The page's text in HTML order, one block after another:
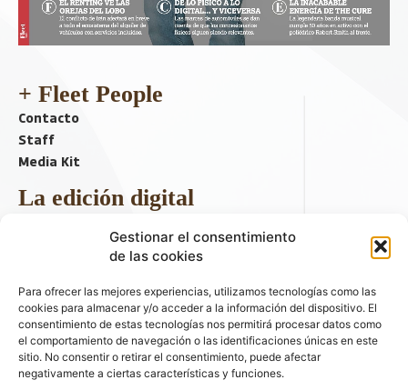
Gestionar el consentimiento
de las cookies
Para ofrecer las mejores experiencias, utilizamos tecnologías como las
cookies para almacenar y/o acceder a la información del dispositivo. El
consentimiento de estas tecnologías nos permitirá procesar datos como
el comportamiento de navegación o las identificaciones únicas en este
sitio. No consentir o retirar el consentimiento, puede afectar
negativamente a ciertas características y funciones.
+ Fleet People
Contacto
Staff
Media Kit
La edición digital
Descargar último ejemplar
ir a hemeroteca
+ Contenido en redes sociales